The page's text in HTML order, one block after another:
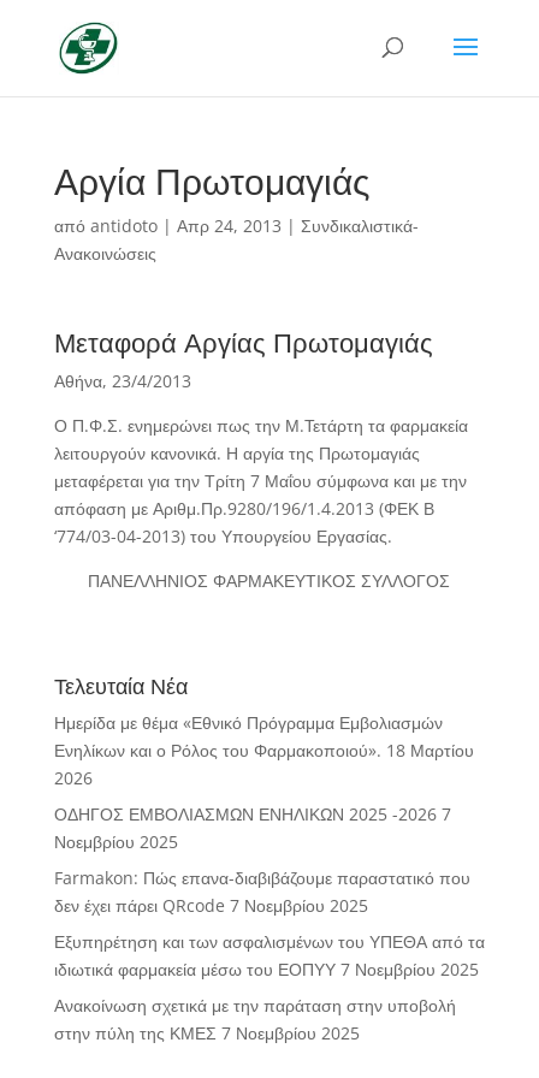
Αργία Πρωτομαγιάς
από antidoto| Απρ 24, 2013 | Συνδικαλιστικά-
Ανακοινώσεις
Μεταφορά Αργίας Πρωτομαγιάς
Αθήνα, 23/4/2013
Ο Π.Φ.Σ. ενημερώνει πως την Μ.Τετάρτη τα φαρμακεία
λειτουργούν κανονικά. Η αργία της Πρωτομαγιάς
μεταφέρεται για την Τρίτη 7 Μαΐου σύμφωνα και με την
απόφαση με Αριθμ.Πρ.9280/196/1.4.2013 (ΦΕΚ Β
‘774/03-04-2013) του Υπουργείου Εργασίας.
ΠΑΝΕΛΛΗΝΙΟΣ ΦΑΡΜΑΚΕΥΤΙΚΟΣ ΣΥΛΛΟΓΟΣ
Τελευταία Νέα
Ημερίδα με θέμα «Εθνικό Πρόγραμμα Εμβολιασμών
Ενηλίκων και ο Ρόλος του Φαρμακοποιού». 18 Μαρτίου
2026
ΟΔΗΓΟΣ ΕΜΒΟΛΙΑΣΜΩΝ ΕΝΗΛΙΚΩΝ 2025 -2026 7
Νοεμβρίου 2025
Farmakon: Πώς επανα-διαβιβάζουμε παραστατικό που
δεν έχει πάρει QRcode 7 Νοεμβρίου 2025
Εξυπηρέτηση και των ασφαλισμένων του ΥΠΕΘΑ από τα
ιδιωτικά φαρμακεία μέσω του ΕΟΠΥΥ 7 Νοεμβρίου 2025
Ανακοίνωση σχετικά με την παράταση στην υποβολή
στην πύλη της ΚΜΕΣ 7 Νοεμβρίου 2025